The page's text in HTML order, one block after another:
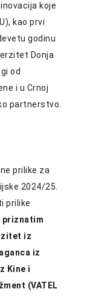
koje
kao prvi
godinu
Donja
od
i u Crnoj
partnerstvo.
prilike za
2024/25.
prilike
priznatim
iz
iz
Kine i
(VATEL